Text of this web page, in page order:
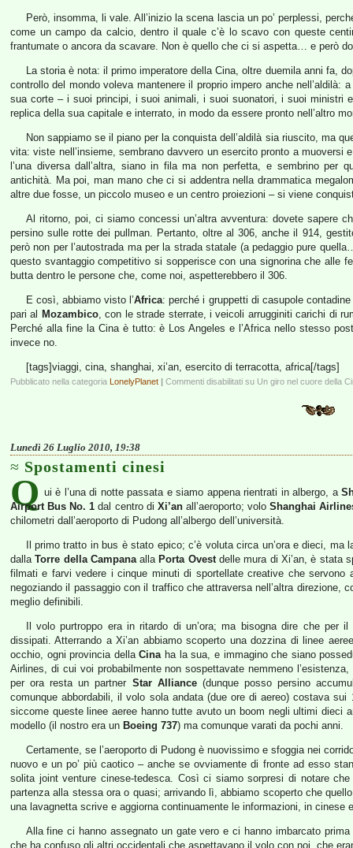
Però, insomma, li vale. All’inizio la scena lascia un po’ perplessi,
come un campo da calcio, dentro il quale c’è lo scavo con queste
frantumate o ancora da scavare. Non è quello che ci si aspetta… e però
La storia è nota: il primo imperatore della Cina, oltre duemila anni fa,
controllo del mondo voleva mantenere il proprio impero anche
sua corte – i suoi principi, i suoi animali, i suoi suonatori, i suoi ministri
replica della sua capitale e interrato, in modo da essere pronto nell’altro
Non sappiamo se il piano per la conquista dell’aldilà sia riuscito, ma
vita: viste nell’insieme, sembrano davvero un esercito pronto a
l’una diversa dall’altra, siano in fila ma non perfetta, e sembrino per
antichità. Ma poi, man mano che ci si addentra nella drammatica
altre due fosse, un piccolo museo e un centro proiezioni – si viene
Al ritorno, poi, ci siamo concessi un’altra avventura: dovete sapere
persino sulle rotte dei pullman. Pertanto, oltre al 306, anche il 914,
però non per l’autostrada ma per la strada statale (a pedaggio pure
questo svantaggio competitivo si sopperisce con una signorina che alle
butta dentro le persone che, come noi, aspetterebbero il 306.
E così, abbiamo visto l’Africa: perché i gruppetti di casupole
pari al Mozambico, con le strade sterrate, i veicoli arrugginiti carichi di
Perché alla fine la Cina è tutto: è Los Angeles e l’Africa nello stesso
invece no.
[tags]viaggi, cina, shanghai, xi’an, esercito di terracotta, africa[/tags]
Pubblicato nella categoria LonelyPlanet | Commenti disabilitati su Un giro nel cuore della
Lunedì 26 Luglio 2010, 19:38
Spostamenti cinesi
Q ui è l’una di notte passata e siamo appena rientrati in albergo, a
Airport Bus No. 1dal centro di Xi’anall’aeroporto; voloShanghai
chilometri dall’aeroporto di Pudong all’albergo dell’università.
Il primo tratto in bus è stato epico; c’è voluta circa un’ora e dieci,
dallaTorre della Campanaalla Porta Ovestdelle mura di Xi’an, è stata
filmati e farvi vedere i cinque minuti di sportellate creative che
negoziando il passaggio con il traffico che attraversa nell’altra
meglio definibili.
Il volo purtroppo era in ritardo di un’ora; ma bisogna dire che
dissipati. Atterrando a Xi’an abbiamo scoperto una dozzina di linee
occhio, ogni provincia dellaCinaha la sua, e immagino che siano
Airlines, di cui voi probabilmente non sospettavate nemmeno
per ora resta un partner Star Alliance(dunque posso persino
comunque abbordabili, il volo sola andata (due ore di aereo) costava
siccome queste linee aeree hanno tutte avuto un boom negli ultimi dieci
modello (il nostro era un Boeing 737) ma comunque varati da pochi anni.
Certamente, se l’aeroporto di Pudong è nuovissimo e sfoggia nei
nuovo e un po’ più caotico – anche se ovviamente di fronte ad esso
solita joint venture cinese-tedesca. Così ci siamo sorpresi di notare
partenza alla stessa ora o quasi; arrivando lì, abbiamo scoperto che
una lavagnetta scrive e aggiorna continuamente le informazioni, in cinese
Alla fine ci hanno assegnato un gate vero e ci hanno imbarcato
che ha confuso gli altri occidentali che aspettavano il volo con noi, che